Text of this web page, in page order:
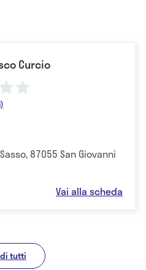
Curcio
87055 San Giovanni
Vai alla scheda
tutti